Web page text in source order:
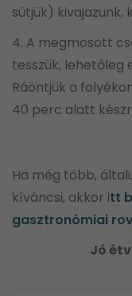
sütjük) kivajazunk,
4. A megmosott
tesszük, lehetőleg
Ráöntjük a
40 perc alatt
Ha még több,
kíváncsi, akkor itt
gasztronómiai
Jó